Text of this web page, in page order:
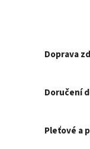
Doprava
Doručení
Pleťové a